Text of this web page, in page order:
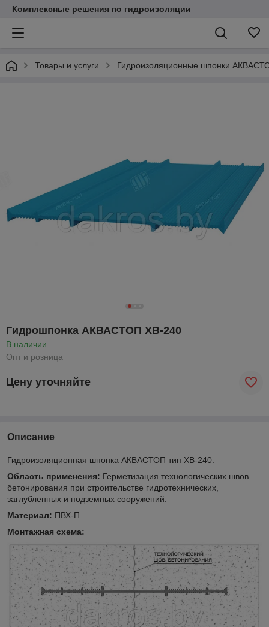
Комплексные решения по гидроизоляции
Товары и услуги Гидроизоляционные шпонки
Гидрошпонка АКВАСТОП ХВ-240
В наличии
Опт и розница
Цену уточняйте
Описание
Гидроизоляционная шпонка АКВАСТОП тип ХВ-240.
Область применения: Герметизация технологических швов
бетонирования при строительстве гидротехнических,
заглубленных и подземных сооружений.
Материал: ПВХ-П.
Монтажная схема: